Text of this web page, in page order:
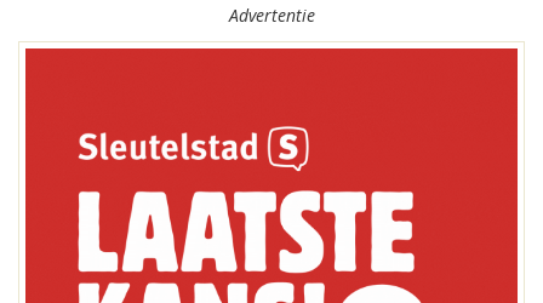
Advertentie